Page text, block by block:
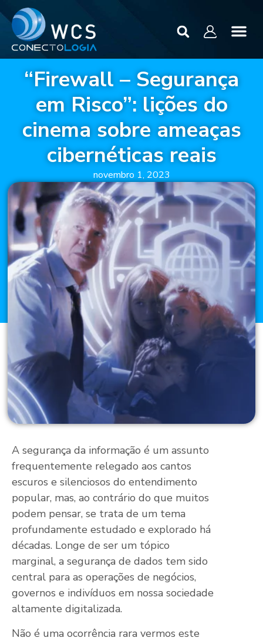
“Firewall – Segurança
em Risco”: lições do
cinema sobre ameaças
cibernéticas reais
novembro 1, 2023
A segurança da informação é um assunto
frequentemente relegado aos cantos
escuros e silenciosos do entendimento
popular, mas, ao contrário do que muitos
podem pensar, se trata de um tema
profundamente estudado e explorado há
décadas. Longe de ser um tópico
marginal, a segurança de dados tem sido
central para as operações de negócios,
governos e indivíduos em nossa sociedade
altamente digitalizada.
Não é uma ocorrência rara vermos este